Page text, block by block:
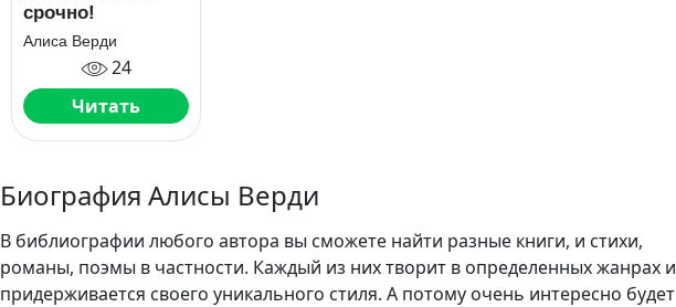
срочно!
Алиса Верди
24
Читать
Биография Алисы Верди
В библиографии любого автора вы сможете найти разные книги, и стихи,
романы, поэмы в частности. Каждый из них творит в определенных жанрах и
придерживается своего уникального стиля. А потому очень интересно будет